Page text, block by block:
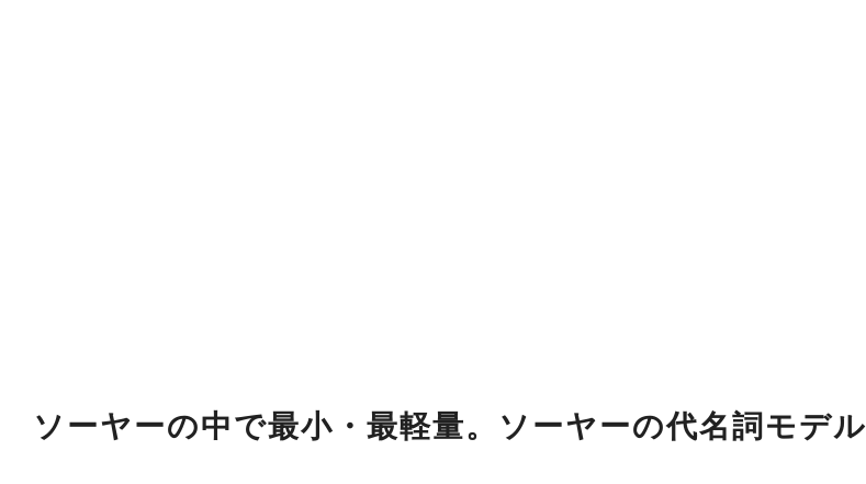
ソーヤーの中で最小・最軽量。ソーヤーの代名詞モデル